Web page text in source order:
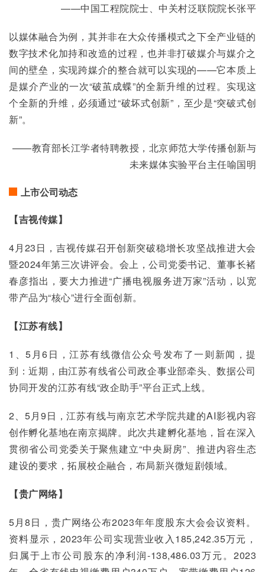
——中国工程院院士、中关村泛联院院长张平
以媒体融合为例，其并非在大众传播模式之下全产业链的
数字技术化加持和改造的过程，也并非打破媒介与媒介之
间的壁垒，实现跨媒介的整合就可以实现的——它本质上
是媒介产业的一次“破茧成蝶”的全新升维的过程。实现这
个全新的升维，必须通过“破坏式创新”，至少是“突破式创
新”。
——教育部长江学者特聘教授，北京师范大学传播创新与
未来媒体实验平台主任喻国明
上市公司动态
【吉视传媒】
4月23日，吉视传媒召开创新突破稳增长攻坚战推进大会
暨2024年第三次讲评会。会上，公司党委书记、董事长褚
春彦指出，要大力推进“广播电视服务进万家”活动，以宽
带产品为“核心”进行全面创新。
【江苏有线】
1、5月6日，江苏有线微信公众号发布了一则新闻，提
到：近期，由江苏有线省公司政企事业部牵头、数据公司
协同开发的江苏有线“政企助手”平台正式上线。
2、5月9日，江苏有线与南京艺术学院共建的AI影视内容
创作孵化基地在南京揭牌。此次共建孵化基地，旨在深入
贯彻省公司党委关于聚焦建立“中央厨房”、推进内容生态
建设的要求，拓展校企融合，布局新兴微短剧领域。
【贵广网络】
5月8日，贵广网络公布2023年年度股东大会会议资料。
资料显示，2023年公司实现营业收入185,242.35万元，
归属于上市公司股东的净利润-138,486.03万元。2023